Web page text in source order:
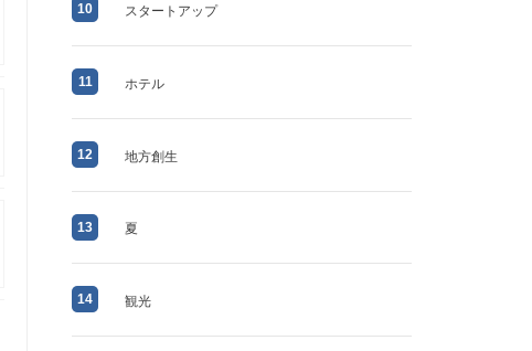
10 スタートアップ
11 ホテル
12 地方創生
13 夏
14 観光